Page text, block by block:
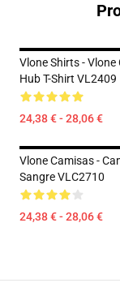
Vlone Shirts - Vlone
Hub T-Shirt VL2409
24,38 € - 28,06 €
Vlone Camisas -
Sangre VLC2710
24,38 € - 28,06 €